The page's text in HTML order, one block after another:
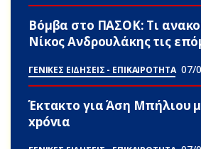
Βόμβα στο ΠΑΣΟΚ: Τι
Νίκος Ανδρουλάκης τις
ΓΕΝΙΚΕΣ ΕΙΔΗΣΕΙΣ - ΕΠΙΚΑΙΡΟΤΗΤΑ 07/
Έκτακτο για Άση Μπήλιου
xpóvια